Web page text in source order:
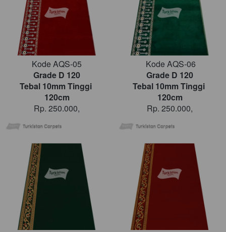
Kode AQS-05
Grade D 120
Tebal 10mm Tinggi
120cm
Rp. 250.000,
Kode AQS-06
Grade D 120
Tebal 10mm Tinggi
120cm
Rp. 250.000,